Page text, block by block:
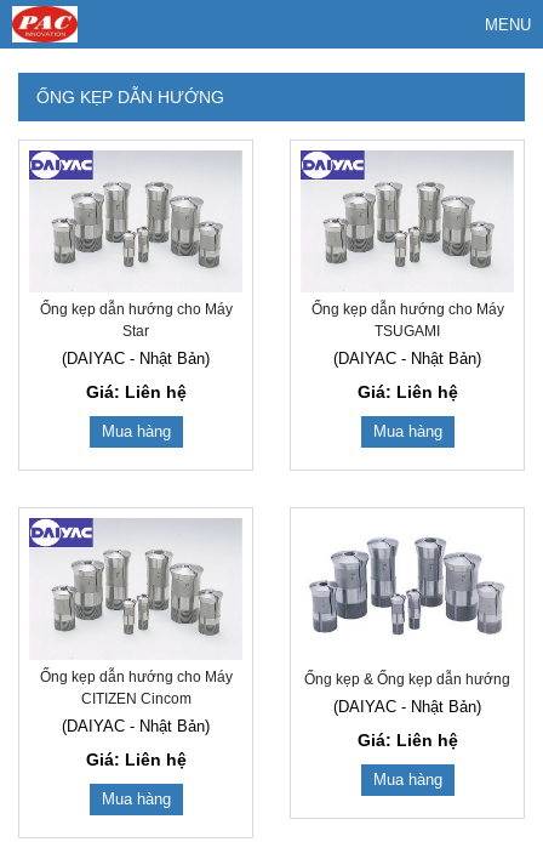
MENU
ỐNG KẸP DẪN HƯỚNG
Ống kẹp dẫn hướng cho Máy
Star
(DAIYAC - Nhật Bản)
Giá: Liên hệ
Mua hàng
Ống kẹp dẫn hướng cho Máy
TSUGAMI
(DAIYAC - Nhật Bản)
Giá: Liên hệ
Mua hàng
Ống kẹp dẫn hướng cho Máy
CITIZEN Cincom
(DAIYAC - Nhật Bản)
Giá: Liên hệ
Mua hàng
Ống kẹp & Ống kẹp dẫn hướng
(DAIYAC - Nhật Bản)
Giá: Liên hệ
Mua hàng